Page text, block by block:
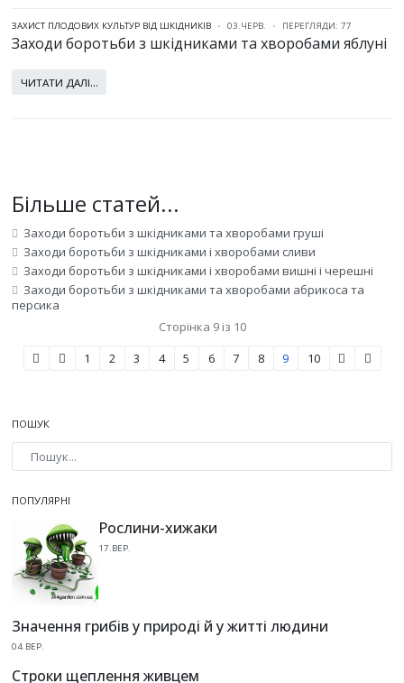
ЗАХИСТ ПЛОДОВИХ КУЛЬТУР ВІД ШКІДНИКІВ 03.ЧЕРВ. ПЕРЕГЛЯДИ: 77
Заходи боротьби з шкідниками та хворобами яблуні
ЧИТАТИ ДАЛІ...
Більше статей...
Заходи боротьби з шкідниками та хворобами груші
Заходи боротьби з шкідниками і хворобами сливи
Заходи боротьби з шкідниками і хворобами вишні і черешні
Заходи боротьби з шкідниками та хворобами абрикоса та
персика
Сторінка 9 із 10
1
2 3 4 5 6 7 8 9 10
ПОШУК
ПОПУЛЯРНІ
Рослини-хижаки
17.ВЕР.
Значення грибів у природі й у житті людини
04.ВЕР.
Строки щеплення живцем